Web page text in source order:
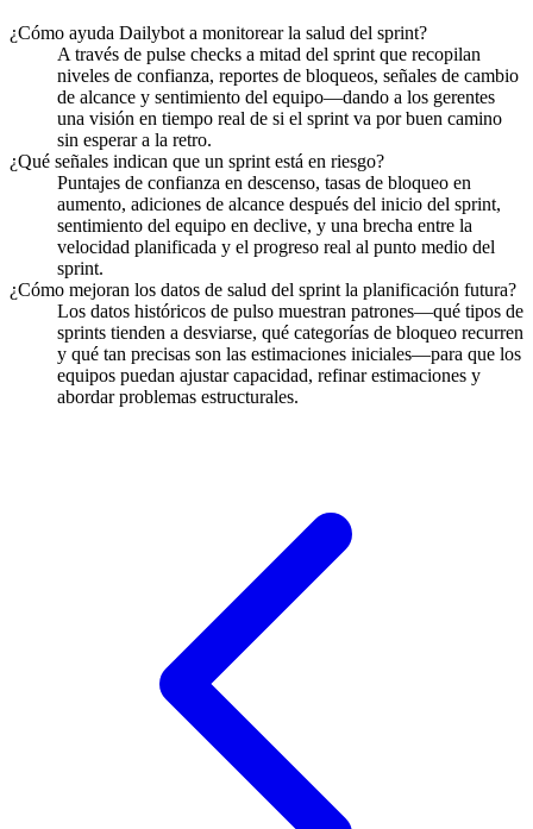
¿Cómo ayuda Dailybot a monitorear la salud del sprint?
A través de pulse checks a mitad del sprint que recopilan
niveles de confianza, reportes de bloqueos, señales de cambio
de alcance y sentimiento del equipo—dando a los gerentes
una visión en tiempo real de si el sprint va por buen camino
sin esperar a la retro.
¿Qué señales indican que un sprint está en riesgo?
Puntajes de confianza en descenso, tasas de bloqueo en
aumento, adiciones de alcance después del inicio del sprint,
sentimiento del equipo en declive, y una brecha entre la
velocidad planificada y el progreso real al punto medio del
sprint.
¿Cómo mejoran los datos de salud del sprint la planificación futura?
Los datos históricos de pulso muestran patrones—qué tipos de
sprints tienden a desviarse, qué categorías de bloqueo recurren
y qué tan precisas son las estimaciones iniciales—para que los
equipos puedan ajustar capacidad, refinar estimaciones y
abordar problemas estructurales.